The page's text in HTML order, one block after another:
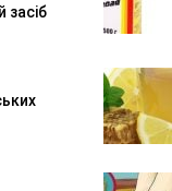
засіб